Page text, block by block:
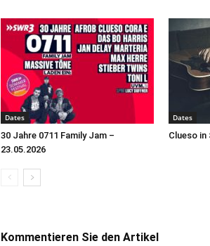
Dates
30 Jahre 0711 Family Jam –
23.05.2026
Dates
Clueso
Kommentieren Sie den Artikel